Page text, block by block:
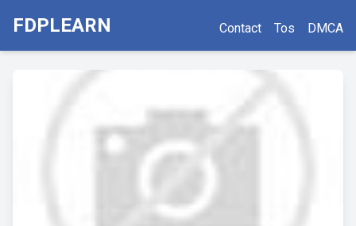
FDPLEARN Contact Tos DMCA